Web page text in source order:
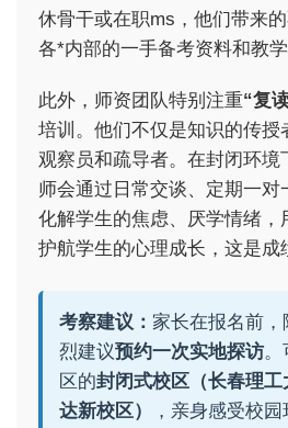
休骨干或在职ms，他们带来
各*内部的一手备考资料和教学
此外，师资团队特别注重“复
培训。他们不仅是知识的传授
观察员和疏导者。在封闭环
师会通过日常交谈、定期一
化解学生的焦虑、厌学情绪，
护航学生的心理成长，这是成
考察建议： 家长在报名前
烈建议预约一次实地探访。
区的封闭式校区（长春理
达新校区）
，亲身感受校